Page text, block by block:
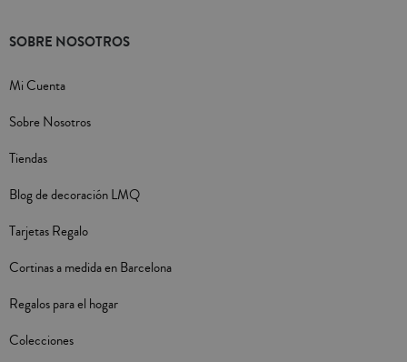
SOBRE NOSOTROS
Mi Cuenta
Sobre Nosotros
Tiendas
Blog de decoración LMQ
Tarjetas Regalo
Cortinas a medida en Barcelona
Regalos para el hogar
Colecciones